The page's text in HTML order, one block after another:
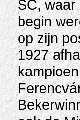
SC, waar
begin
op zijn
1927